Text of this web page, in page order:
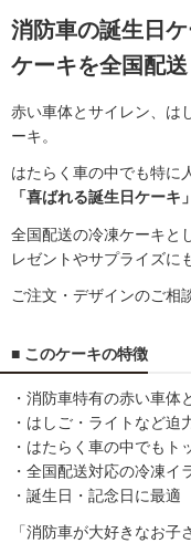
消防車の誕生日
ケーキを全国配送
赤い車体とサイレン、は
ーキ。
はたらく車の中でも特に
「喜ばれる誕生日ケーキ
全国配送の冷凍ケーキと
レゼントやサプライズに
ご注文・デザインのご相
■ このケーキの特徴
・消防車特有の赤い車体
・はしご・ライトなど迫
・はたらく車の中でもト
・全国配送対応の冷凍イ
・誕生日・記念日に最適
「消防車が大好きなお